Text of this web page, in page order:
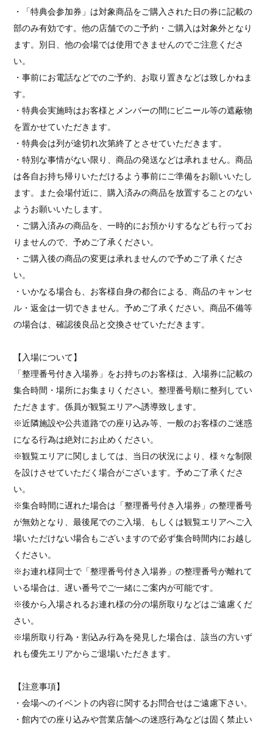
・「特典会参加券」は対象商品をご購入された日の券に記載の
部のみ有効です。他の店舗でのご予約・ご購入は対象外となり
ます。別日、他の会場では使用できませんのでご注意くださ
い。
・事前にお電話などでのご予約、お取り置きなどは致しかねま
す。
・特典会実施時はお客様とメンバーの間にビニール等の遮蔽物
を置かせていただきます。
・特典会は列が途切れ次第終了とさせていただきます。
・特別な事情がない限り、商品の発送などは承れません。商品
は各自お持ち帰りいただけるよう事前にご準備をお願いいたし
ます。また会場付近に、購入済みの商品を放置することのない
ようお願いいたします。
・ご購入済みの商品を、一時的にお預かりするなども行ってお
りませんので、予めご了承ください。
・ご購入後の商品の変更は承れませんので予めご了承くださ
い。
・いかなる場合も、お客様自身の都合による、商品のキャンセ
ル・返金は一切できません。予めご了承ください。商品不備等
の場合は、確認後良品と交換させていただきます。
【入場について】
「整理番号付き入場券」 をお持ちのお客様は、入場券に記載の
集合時間・場所にお集まりください。整理番号順に整列してい
ただきます。係員が観覧エリアへ誘導致します。
※近隣施設や公共道路での座り込み等、一般のお客様のご迷惑
になる行為は絶対にお止めください。
※観覧エリアに関しましては、当日の状況により、様々な制限
を設けさせていただく場合がございます。予めご了承くださ
い。
※集合時間に遅れた場合は「整理番号付き入場券」の整理番号
が無効となり、最後尾でのご入場、もしくは観覧エリアへご入
場いただけない場合もございますので必ず集合時間内にお越し
ください。
※お連れ様同⼠で 「整理番号付き入場券」の整理番号が離れて
いる場合は、遅い番号でご⼀緒にご案内が可能です。
※後から入場されるお連れ様の分の場所取りなどはご遠慮くだ
さい。
※場所取り行為・割込み行為を発見した場合は、該当の方いず
れも優先エリアからご退場いただきます。
【注意事項】
・会場へのイベントの内容に関するお問合せはご遠慮下さい。
・館内での座り込みや営業店舗への迷惑行為などは固く禁止い